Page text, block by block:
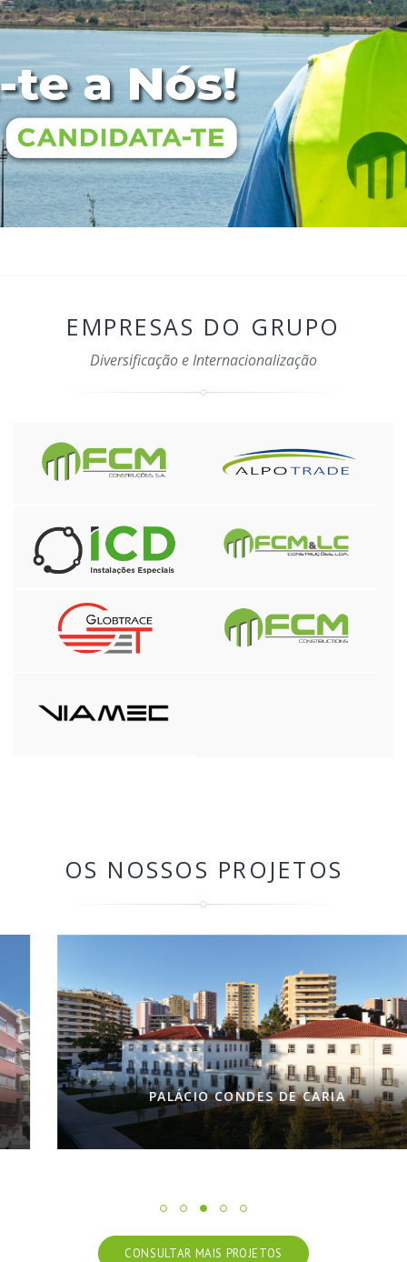
EMPRESAS DO GRUPO
Diversificação e Internacionalização
OS NOSSOS PROJETOS
PALÁCIO CONDES DE CARIA
CONSULTAR MAIS PROJETOS